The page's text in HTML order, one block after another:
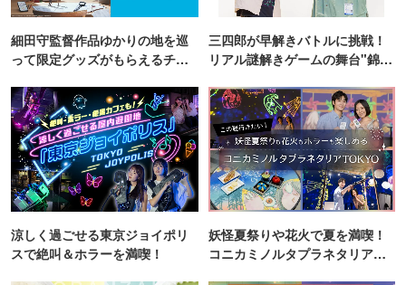
細田守監督作品ゆかりの地を巡
って限定グッズがもらえるチャ
三四郎が早解きバトルに挑戦！
リアル謎解きゲームの舞台"錦糸
涼しく過ごせる東京ジョイポリ
スで絶叫＆ホラーを満喫！
妖怪夏祭りや花火で夏を満喫！
コニカミノルタプラネタリア